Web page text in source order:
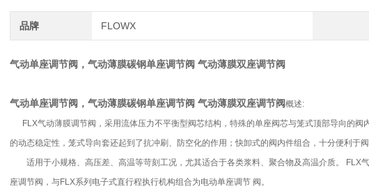
品牌 FLOWX
气动单座调节阀，气动薄膜碳钢单座调节阀 气动薄膜双座调节阀
气动单座调节阀，气动薄膜碳钢单座调节阀 气动薄膜双座调节阀概述:
FLX气动薄膜调节阀，采用流体压力不平衡型阀芯结构，特殊的单座阀芯与笼式顶部导向的
的动态稳定性，笼式导向套还起到了抗冲刷、防空化的作用；快卸式的阀内件组合，十分便利于阀
适用于小规格、高压差、高温等苛刻工况，尤其适合于各类浆料、聚合物及高温介质。 FLX
座调节阀，与FLX系列电子式直行程执行机构组合为电动单座调节 阀。